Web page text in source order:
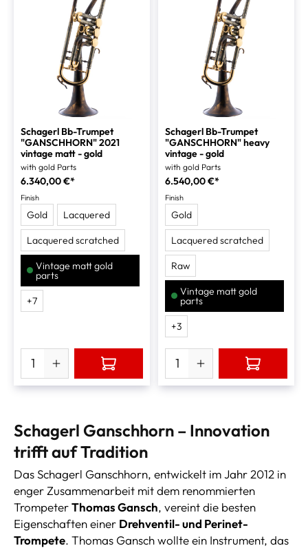
Schagerl Bb-Trumpet
"GANSCHHORN" 2021
vintage matt - gold
with gold Parts
6.340,00 €*
Finish
Gold Lacquered
Lacquered scratched
Vintage matt gold
parts (This option is currently unavailable.)
+7
Schagerl Bb-Trumpet
"GANSCHHORN" heavy
vintage - gold
with gold Parts
6.540,00 €*
Finish
Gold
Lacquered scratched
Raw
Vintage matt gold
parts (This option is
+3
Schagerl Ganschhorn – Innovation
trifft auf Tradition
Das Schagerl Ganschhorn, entwickelt im Jahr 2012 in
enger Zusammenarbeit mit dem renommierten
TrompeterThomas Gansch, vereint die besten
Eigenschaften einer Drehventil- und Perinet-
Trompete. Thomas Gansch wollte ein Instrument, das